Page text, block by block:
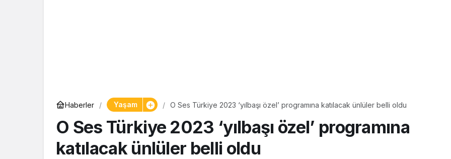
Haberler Yaşam O Ses Türkiye 2023 ‘yılbaşı özel’ programına katılacak ünlüler belli oldu
O Ses Türkiye 2023 ‘yılbaşı özel’ programına
katılacak ünlüler belli oldu
Tam ölçüsüyle
pastaneye taş çıkartır:
Şekerpare tarifi
Çayın yanına çok
Brownie tadında ıslak